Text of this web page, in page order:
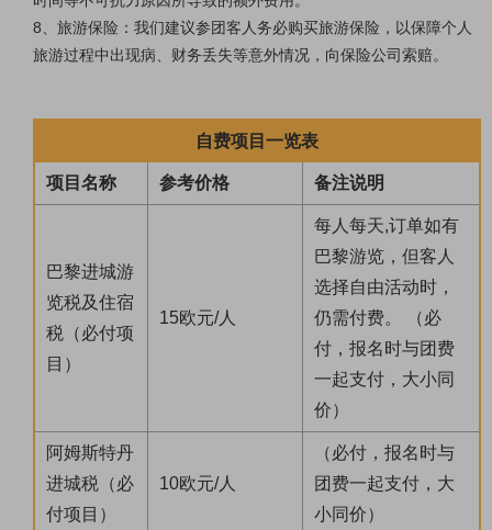
8、旅游保险：我们建议参团客人务必购买旅游保险，以保障个人
旅游过程中出现病、财务丢失等意外情况，向保险公司索赔。
自费项目一览表
项目名称 参考价格 备注说明
巴黎进城游
览税及住宿
税（必付项
目）
15欧元/人
每人每天,订单如有
巴黎游览，但客人
选择自由活动时，
仍需付费。 （必
付，报名时与团费
一起支付，大小同
价）
阿姆斯特丹
进城税（必
付项目）
10欧元/人
（必付，报名时与
团费一起支付，大
小同价）